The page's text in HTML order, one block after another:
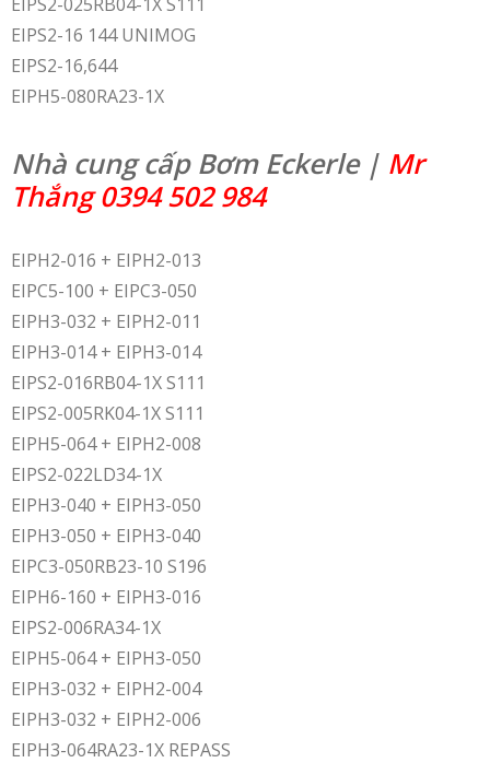
EIPS2-16 144 UNIMOG
EIPS2-16,644
EIPH5-080RA23-1X
Nhà cung cấp Bơm Eckerle | Mr
Thắng 0394 502 984
EIPH2-016 + EIPH2-013
EIPC5-100 + EIPC3-050
EIPH3-032 + EIPH2-011
EIPH3-014 + EIPH3-014
EIPS2-016RB04-1X S111
EIPS2-005RK04-1X S111
EIPH5-064 + EIPH2-008
EIPS2-022LD34-1X
EIPH3-040 + EIPH3-050
EIPH3-050 + EIPH3-040
EIPC3-050RB23-10 S196
EIPH6-160 + EIPH3-016
EIPS2-006RA34-1X
EIPH5-064 + EIPH3-050
EIPH3-032 + EIPH2-004
EIPH3-032 + EIPH2-006
EIPH3-064RA23-1X REPASS